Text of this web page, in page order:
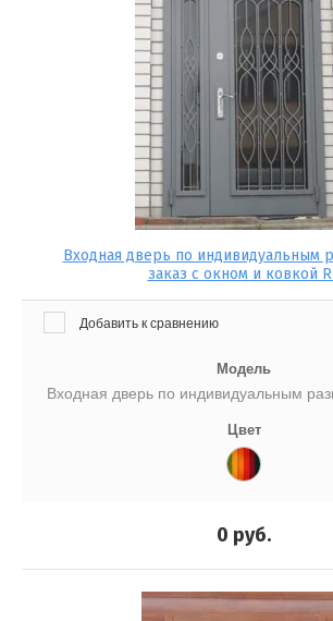
Входная дверь по индивидуальным
заказ с окном и ковкой
Добавить к сравнению
Модель
Входная дверь по индивидуальным
Цвет
0 руб.